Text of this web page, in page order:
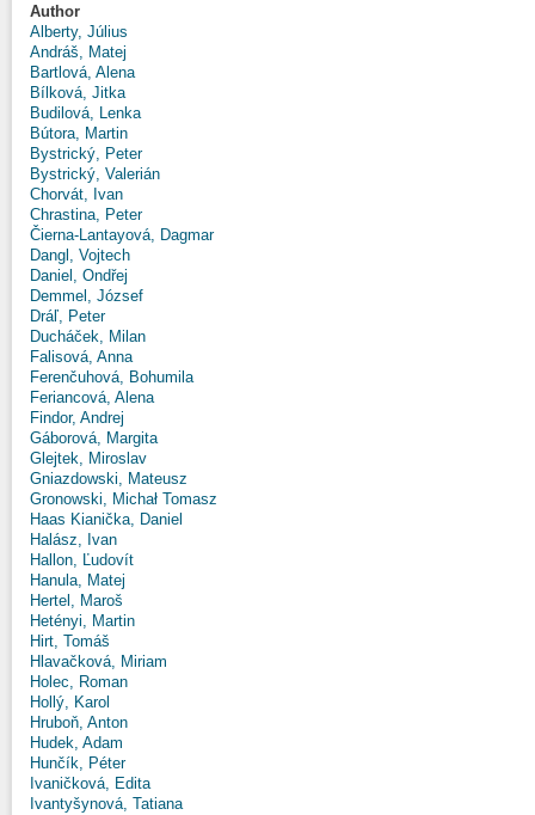
Author
Alberty, Július
Andráš, Matej
Bartlová, Alena
Bílková, Jitka
Budilová, Lenka
Bútora, Martin
Bystrický, Peter
Bystrický, Valerián
Chorvát, Ivan
Chrastina, Peter
Čierna-Lantayová, Dagmar
Dangl, Vojtech
Daniel, Ondřej
Demmel, József
Dráľ, Peter
Ducháček, Milan
Falisová, Anna
Ferenčuhová, Bohumila
Feriancová, Alena
Findor, Andrej
Gáborová, Margita
Glejtek, Miroslav
Gniazdowski, Mateusz
Gronowski, Michał Tomasz
Haas Kianička, Daniel
Halász, Ivan
Hallon, Ľudovít
Hanula, Matej
Hertel, Maroš
Hetényi, Martin
Hirt, Tomáš
Hlavačková, Miriam
Holec, Roman
Hollý, Karol
Hruboň, Anton
Hudek, Adam
Hunčík, Péter
Ivaničková, Edita
Ivantyšynová, Tatiana